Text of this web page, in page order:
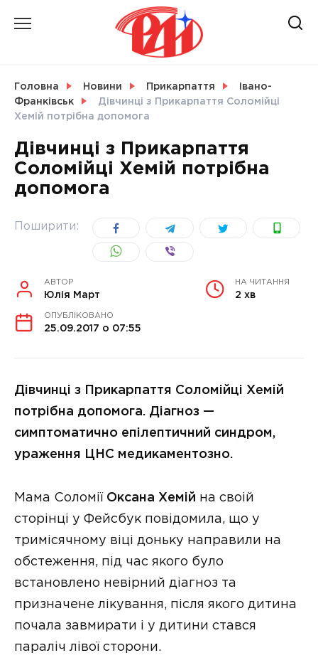
СВІТ
УКРАЇНА
Головна Новини Прикарпаття
Івано-
Франківськ
Дівчинці з Прикарпаття Соломійці
Хемій потрібна допомога
Дівчинці з Прикарпаття
Соломійці Хемій потрібна
допомога
Поширити:
АВТОР
Юлія Март
НА ЧИТАННЯ
2 хв
ОПУБЛІКОВАНО
25.09.2017 о 07:55
Дівчинці з Прикарпаття Соломійці Хемій
потрібна допомога. Діагноз —
симптоматично епілептичний синдром,
ураження ЦНС медикаментозно.
Мама Соломії Оксана Хемій на своій
сторінці у Фейсбук повідомила, що у
тримісячному віці доньку направили на
обстеження, під час якого було
встановлено невірний діагноз та
призначене лікування, після якого дитина
почала завмирати і у дитини стався
параліч лівої сторони.